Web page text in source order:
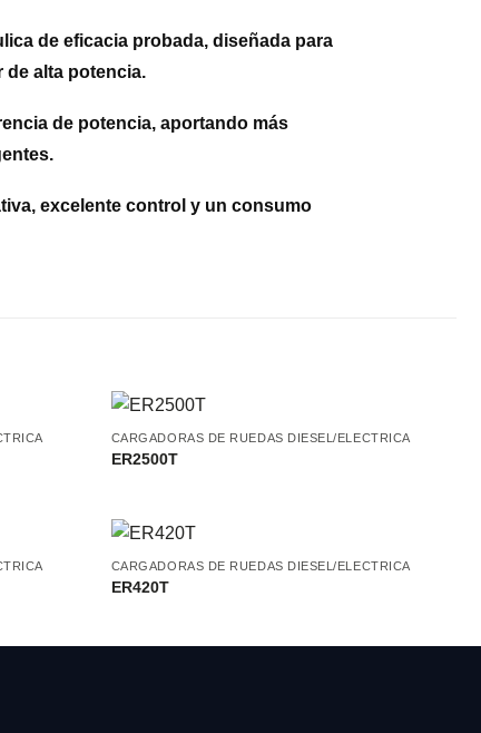
de eficacia probada, diseñada para
de alta potencia.
de potencia, aportando más
excelente control y un consumo
CARGADORAS DE RUEDAS DIESEL/ELECTRICA
ER2500T
CARGADORAS DE RUEDAS DIESEL/ELECTRICA
ER420T